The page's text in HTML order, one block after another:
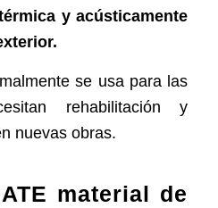
y acústicamente
se usa para las
rehabilitación y
nuevas obras.
material de